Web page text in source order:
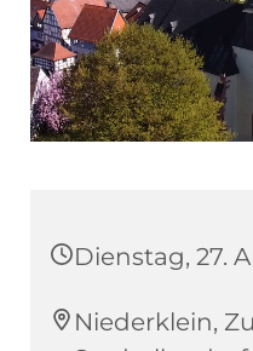
Dienstag, 27.
Niederklein,